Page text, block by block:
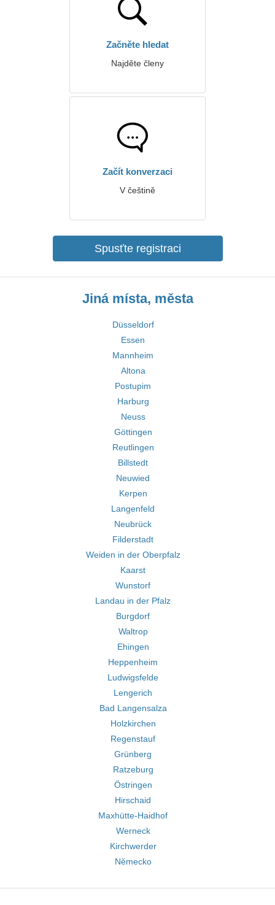
Začněte hledat
Najděte členy
Začít konverzaci
V češtině
Spusťte registraci
Jiná místa, města
Düsseldorf
Essen
Mannheim
Altona
Postupim
Harburg
Neuss
Göttingen
Reutlingen
Billstedt
Neuwied
Kerpen
Langenfeld
Neubrück
Filderstadt
Weiden in der Oberpfalz
Kaarst
Wunstorf
Landau in der Pfalz
Burgdorf
Waltrop
Ehingen
Heppenheim
Ludwigsfelde
Lengerich
Bad Langensalza
Holzkirchen
Regenstauf
Grünberg
Ratzeburg
Östringen
Hirschaid
Maxhütte-Haidhof
Werneck
Kirchwerder
Německo